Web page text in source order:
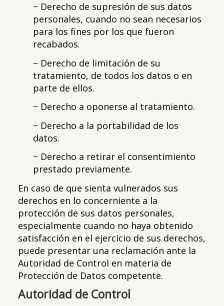
− Derecho de supresión de sus datos
personales, cuando no sean necesarios
para los fines por los que fueron
recabados.
− Derecho de limitación de su
tratamiento, de todos los datos o en
parte de ellos.
− Derecho a oponerse al tratamiento.
− Derecho a la portabilidad de los
datos.
− Derecho a retirar el consentimiento
prestado previamente.
En caso de que sienta vulnerados sus
derechos en lo concerniente a la
protección de sus datos personales,
especialmente cuando no haya obtenido
satisfacción en el ejercicio de sus derechos,
puede presentar una reclamación ante la
Autoridad de Control en materia de
Protección de Datos competente.
Autoridad de Control